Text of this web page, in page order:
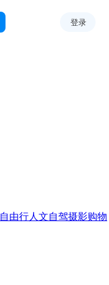
登录
自由行人文自驾摄影购物